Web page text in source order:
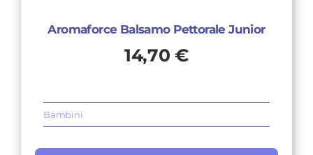
Aromaforce Balsamo Pettorale Junior
14,70€
Bambini